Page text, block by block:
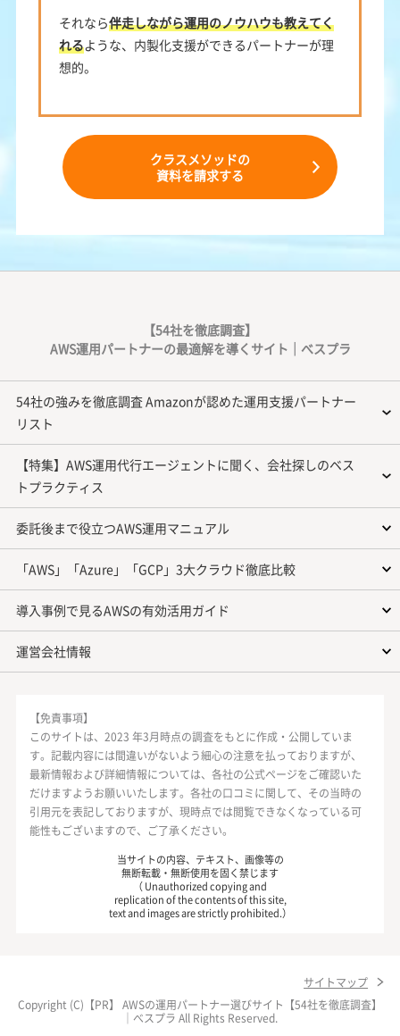
それなら伴走しながら運用のノウハウも教えてく
れるような、内製化支援ができるパートナーが理
想的。
クラスメソッドの
資料を請求する
【54社を徹底調査】
AWS運用パートナーの最適解を導くサイト｜べスプラ
54社の強みを徹底調査 Amazonが認めた運用支援パートナー
リスト
【特集】AWS運用代行エージェントに聞く、会社探しのベス
トプラクティス
委託後まで役立つAWS運用マニュアル
「AWS」「Azure」「GCP」3大クラウド徹底比較
導入事例で見るAWSの有効活用ガイド
運営会社情報
【免責事項】
このサイトは、2023 年3月時点の調査をもとに作成・公開していま
す。記載内容には間違いがないよう細心の注意を払っておりますが、
最新情報および詳細情報については、各社の公式ページをご確認いた
だけますようお願いいたします。各社の口コミに関して、その当時の
引用元を表記しておりますが、現時点では閲覧できなくなっている可
能性もございますので、ご了承ください。
当サイトの内容、テキスト、画像等の
無断転載・無断使用を固く禁じます
（ Unauthorized copying and
replication of the contents of this site,
text and images are strictly prohibited.）
サイトマップ
Copyright (C)【PR】 AWSの運用パートナー選びサイト【54社を徹底調査】
｜べスプラ All Rights Reserved.